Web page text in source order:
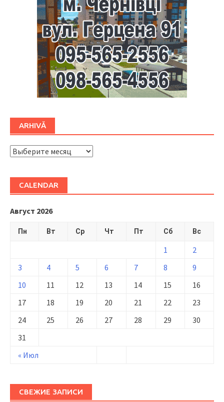
ARHIVĂ
ARHIVĂ
CALENDAR
Август 2026
Пн Вт Ср Чт Пт Сб Вс
« Июл
1
2
3
4 5 6 7 8
9
10
11 12 13 14 15
16
17
18 19 20 21 22
23
24
25 26 27 28 29
30
31
СВЕЖИЕ ЗАПИСИ